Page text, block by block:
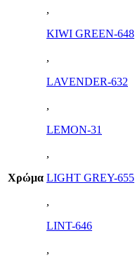
Χρώμα
,
KIWI GREEN-648
,
LAVENDER-632
,
LEMON-31
,
LIGHT GREY-655
,
LINT-646
,